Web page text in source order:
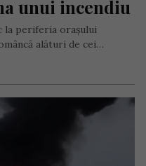
unui incendiu
la periferia orașului
alături de cei…